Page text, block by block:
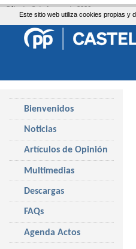
Este sitio web utiliza cookies propias y
Bienvenidos
Noticias
Artículos de Opinión
Multimedias
Descargas
FAQs
Agenda Actos
Sábado, 8 de Agosto de 2026